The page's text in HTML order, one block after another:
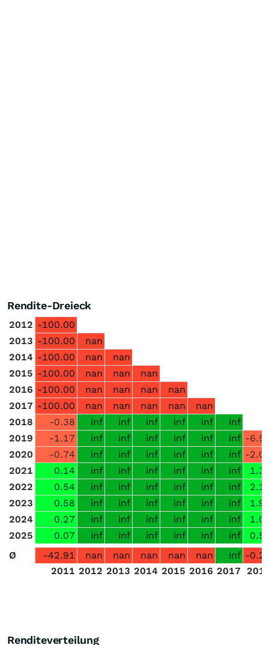
Rendite-Dreieck
2012 -100.00
2013 -100.00
nan
2014 -100.00 nan
nan
2015 -100.00 nan nan
nan
2016 -100.00 nan nan nan
nan
2017 -100.00 nan nan nan nan
nan
2018
-0.38 inf inf inf inf inf
inf
2019
-1.17 inf inf inf inf inf inf -
2020
-0.74 inf inf inf inf inf inf -
2021
0.14 inf inf inf inf inf inf
2022
0.54 inf inf inf inf inf inf
2023
0.58 inf inf inf inf inf inf
2024
0.27 inf inf inf inf inf inf
2025
0.07 inf inf inf inf inf inf
Ø
-42.91 nan nan nan nan nan inf -
2011 2012 2013 2014 2015 2016 2017
Renditeverteilung